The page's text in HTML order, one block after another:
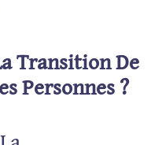
Transition De
Personnes ?